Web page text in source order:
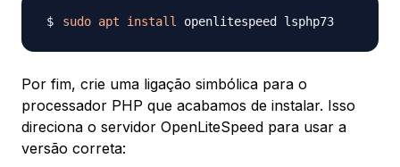
sudo apt install
Por fim, crie uma ligação simbólica para o
processador PHP que acabamos de instalar. Isso
direciona o servidor OpenLiteSpeed para usar a
versão correta: